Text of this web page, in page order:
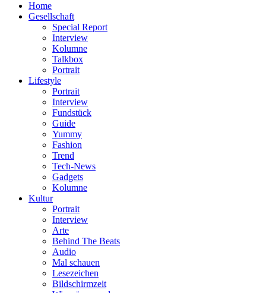
Home
Gesellschaft
Special Report
Interview
Kolumne
Talkbox
Portrait
Lifestyle
Portrait
Interview
Fundstück
Guide
Yummy
Fashion
Trend
Tech-News
Gadgets
Kolumne
Kultur
Portrait
Interview
Arte
Behind The Beats
Audio
Mal schauen
Lesezeichen
Bildschirmzeit